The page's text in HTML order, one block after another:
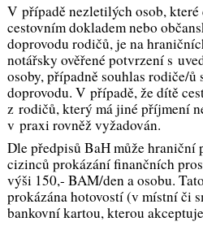
V případě nezletilých osob,
cestovním dokladem nebo
doprovodu rodičů, je na
notářsky ověřené potvrzení s
osoby, případně souhlas rodiče/ů
doprovodu. V případě, že dítě
z rodičů, který má jiné příjmení
v praxi rovněž vyžadován.
Dle předpisů BaH může hraniční
cizinců prokázání finančních
výši 150,- BAM/den a osobu.
prokázána hotovostí (v místní či
bankovní kartou, kterou